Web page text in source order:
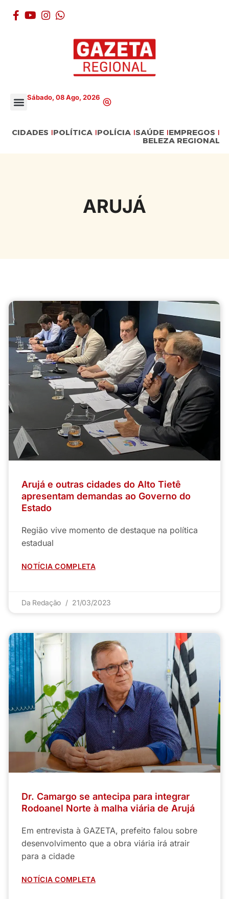
Sábado, 08 Ago, 2026
CIDADES POLÍTICA POLÍCIA SAÚDE EMPREGOS
BELEZA REGIONAL
ARUJÁ
Arujá e outras cidades do Alto Tietê
apresentam demandas ao Governo do
Estado
Região vive momento de destaque na política
estadual
NOTÍCIA COMPLETA
Da Redação 21/03/2023
Dr. Camargo se antecipa para integrar
Rodoanel Norte à malha viária de Arujá
Em entrevista à GAZETA, prefeito falou sobre
desenvolvimento que a obra viária irá atrair
para a cidade
NOTÍCIA COMPLETA